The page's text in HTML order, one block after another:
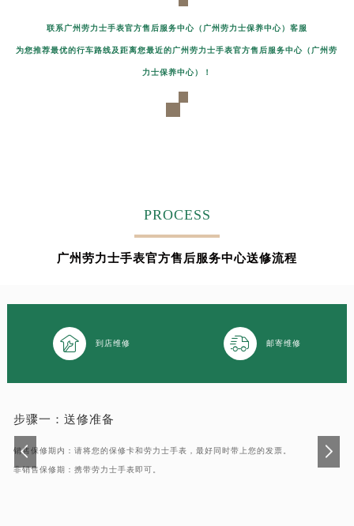
联系广州劳力士手表官方售后服务中心（广州劳力士保养中心）客服
为您推荐最优的行车路线及距离您最近的广州劳力士手表官方售后服务中心（广州劳
力士保养中心）！
PROCESS
广州劳力士手表官方售后服务中心送修流程
 到店维修  邮寄维修
步骤一： 送修准备
销售保修期内：请将您的保修卡和劳力士手表，最好同时带上您的发票。
非销售保修期：携带劳力士手表即可。